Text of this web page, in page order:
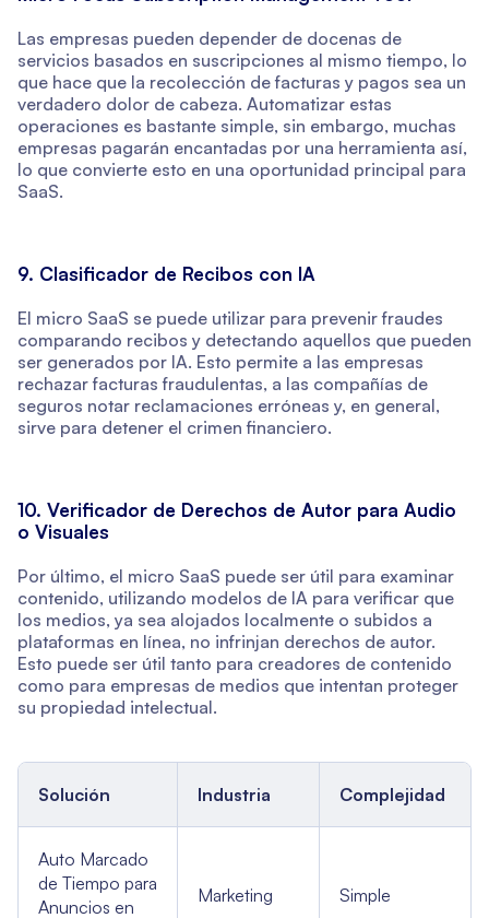
Las empresas pueden depender de docenas de
servicios basados en suscripciones al mismo tiempo, lo
que hace que la recolección de facturas y pagos sea un
verdadero dolor de cabeza. Automatizar estas
operaciones es bastante simple, sin embargo, muchas
empresas pagarán encantadas por una herramienta así,
lo que convierte esto en una oportunidad principal para
SaaS.
9. Clasificador de Recibos con IA
El micro SaaS se puede utilizar para prevenir fraudes
comparando recibos y detectando aquellos que pueden
ser generados por IA. Esto permite a las empresas
rechazar facturas fraudulentas, a las compañías de
seguros notar reclamaciones erróneas y, en general,
sirve para detener el crimen financiero.
10. Verificador de Derechos de Autor para Audio
o Visuales
Por último, el micro SaaS puede ser útil para examinar
contenido, utilizando modelos de IA para verificar que
los medios, ya sea alojados localmente o subidos a
plataformas en línea, no infrinjan derechos de autor.
Esto puede ser útil tanto para creadores de contenido
como para empresas de medios que intentan proteger
su propiedad intelectual.
Solución Industria Complejidad
Auto Marcado
de Tiempo para
Anuncios en
Marketing Simple